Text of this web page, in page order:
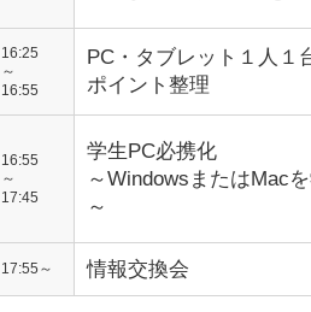
16:25
～
16:55
PC・タブレット１人１
ポイント整理
16:55
～
17:45
学生PC必携化
～WindowsまたはMac
～
17:55～ 情報交換会